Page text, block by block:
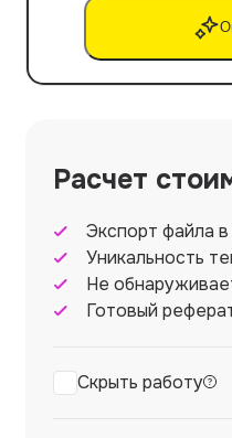
Расчет
Экспорт файла
Уникальность
Не
Готовый
Скрыть работу